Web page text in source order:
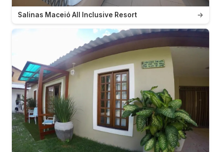
→
Salinas Maceió All Inclusive Resort